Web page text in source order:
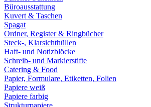
Büroausstattung
Kuvert & Taschen
Spagat
Ordner, Register & Ringbücher
Steck-, Klarsichthüllen
Haft- und Notizblöcke
Schreib- und Markierstifte
Catering & Food
Papier, Formulare, Etiketten, Folien
Papiere weiß
Papiere farbig